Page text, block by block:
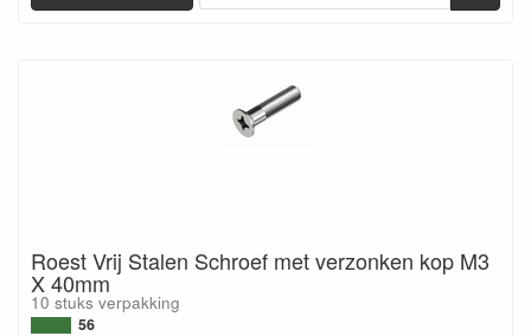
Roest Vrij Stalen Schroef met verzonken kop M3
X 40mm
10 stuks verpakking
56